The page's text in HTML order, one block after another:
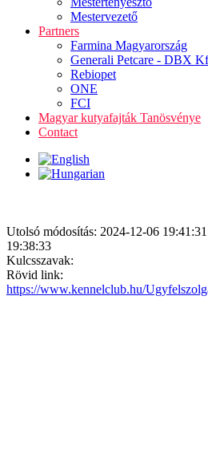
Mestervezető
Partners
Farmina Magyarország
Generali Petcare - DBX
Rebiopet
ONE
FCI
Magyar kutyafajták Tanösvénye
Contact
Utolsó módosítás: 2024-12-06
19:38:33
Kulcsszavak:
Rövid link:
https://www.kennelclub.hu/